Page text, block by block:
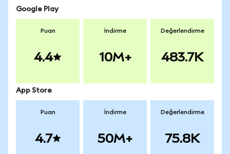
Google Play
Puan
4.4
İndirme
10M+
Değerlendirme
483.7K
App Store
Puan
4.7
İndirme
50M+
Değerlendirme
75.8K